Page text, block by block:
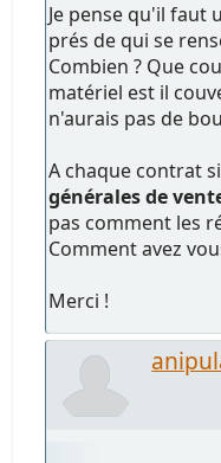
Je pense qu'il faut
prés de qui se
Combien ? Que
matériel est il
n'aurais pas de
A chaque contrat
générales de
pas comment les
Comment avez
Merci !